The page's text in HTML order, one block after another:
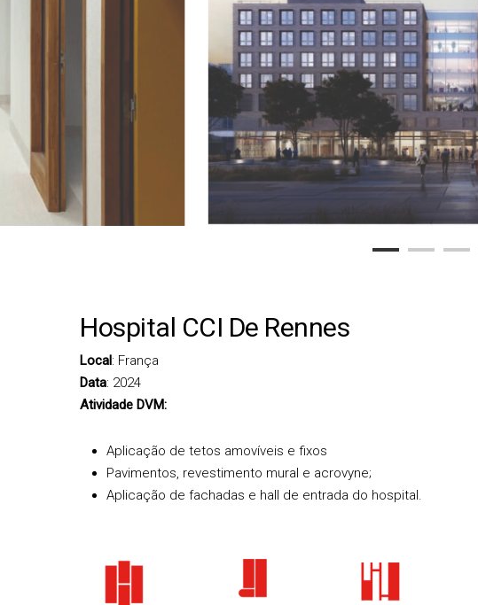
Hospital CCI De Rennes
Local: França
Data: 2024
Atividade DVM:
Aplicação de tetos amovíveis e fixos
Pavimentos, revestimento mural e acrovyne;
Aplicação de fachadas e hall de entrada do hospital.